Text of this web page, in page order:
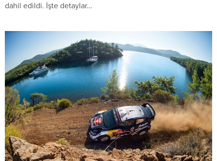
dahil edildi. İşte detaylar…